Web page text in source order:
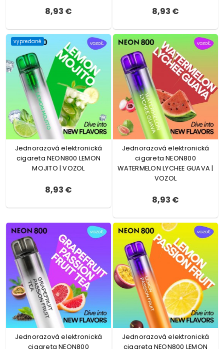
8,93 € 8,93 €
vypredané
Jednorazová elektronická
cigareta NEON800 LEMON
MOJITO | VOZOL
8,93 €
Jednorazová elektronická
cigareta NEON800
WATERMELON LYCHEE GUAVA |
VOZOL
8,93 €
Jednorazová elektronická
cigareta NEON800
Jednorazová elektronická
cigareta NEON800 LEMON